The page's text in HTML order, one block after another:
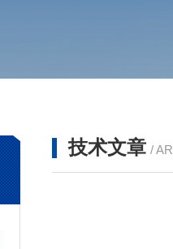
技术文章 /